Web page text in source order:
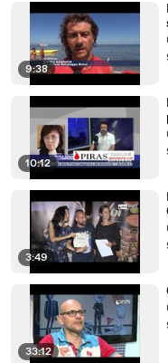
9:38
10:12
3:49
33:12